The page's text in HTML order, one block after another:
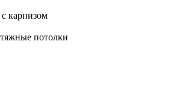
карнизом
потолки